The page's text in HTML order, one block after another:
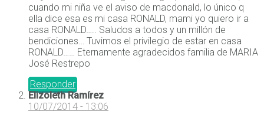
cuando mi niña ve el aviso de macdonald, lo único q
ella dice esa es mi casa RONALD, mami yo quiero ir a
casa RONALD….. Saludos a todos y un millón de
bendiciones… Tuvimos el privilegio de estar en casa
RONALD…… Eternamente agradecidos familia de MARIA
José Restrepo
Responder
Elizoleth Ramírez
10/07/2014 - 13:06